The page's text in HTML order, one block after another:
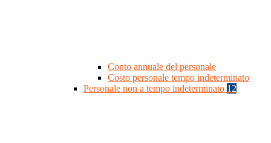
Conto annuale del personale
Costo personale tempo indeterminato
Personale non a tempo indeterminato 12